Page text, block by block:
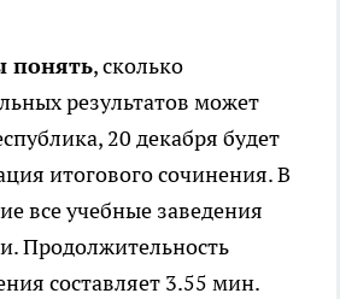
понять, сколько
результатов может
20 декабря будет
итогового сочинения. В
все учебные заведения
Продолжительность
составляет 3.55 мин.